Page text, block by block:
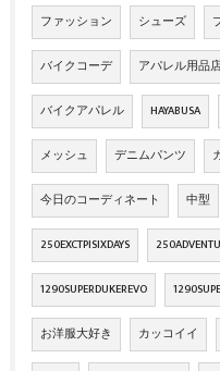
ファッション シューズ
バイクコーデ アパレル用品
バイクアパレル HAYABUSA
メッシュ デニムパンツ
今日のコーディネート 中型
250EXCTPISIXDAYS
1290SUPERDUKEREVO
お洋服大好き カッコイイ